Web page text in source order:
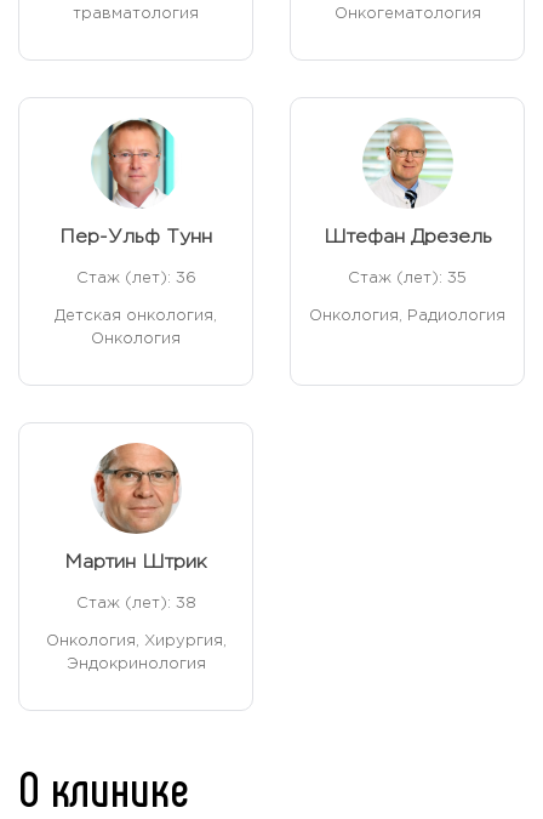
травматология
Онкогематология
Пер-Ульф Тунн
Стаж (лет): 36
Детская онкология,
Онкология
Штефан Дрезель
Стаж (лет): 35
Онкология, Радиология
Мартин Штрик
Стаж (лет): 38
Онкология, Хирургия,
Эндокринология
О клинике